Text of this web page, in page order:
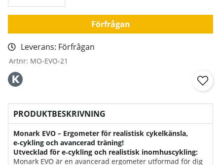
Förfrågan
Leverans: Förfrågan
Artnr: MO-EVO-21
PRODUKTBESKRIVNING
Monark EVO – Ergometer för realistisk cykelkänsla,
e‑cykling och avancerad träning!
Utvecklad för e‑cykling och realistisk inomhuscykling:
Monark EVO är en avancerad ergometer utformad för dig